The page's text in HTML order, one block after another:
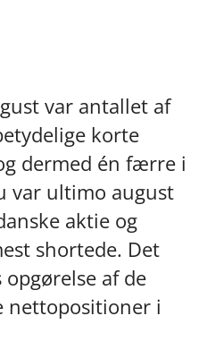
var antallet af
korte
dermed én færre i
var ultimo august
aktie og
shortede. Det
af de
nettopositioner i